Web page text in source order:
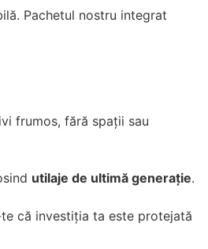
Pachetul nostru integrat
frumos, fără spații sau
utilaje de ultimă generație.
că investiția ta este protejată